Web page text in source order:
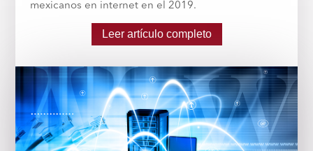
mexicanos en internet en el 2019.
Leer artículo completo